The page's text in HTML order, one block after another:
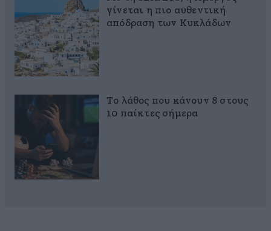
γίνεται η πιο αυθεντική
απόδραση των Κυκλάδων
Το λάθος που κάνουν 8 στους
10 παίκτες σήμερα